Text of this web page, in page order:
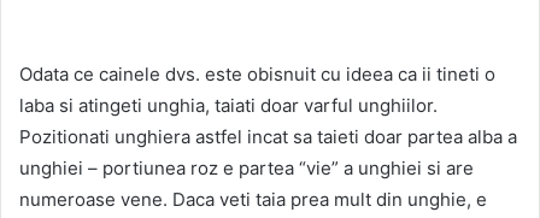
Odata ce cainele dvs. este obisnuit cu ideea ca ii tineti o
laba si atingeti unghia, taiati doar varful unghiilor.
Pozitionati unghiera astfel incat sa taieti doar partea alba a
unghiei – portiunea roz e partea “vie” a unghiei si are
numeroase vene. Daca veti taia prea mult din unghie, e